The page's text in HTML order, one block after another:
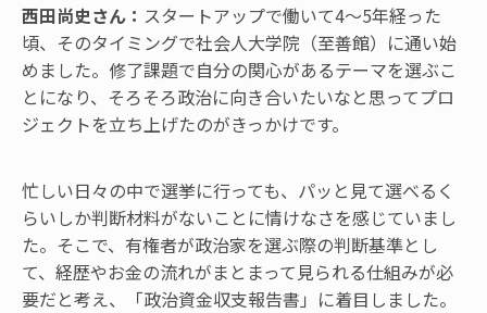
西田尚史さん： スタートアップで働いて4〜5年経った
頃、そのタイミングで社会人大学院（至善館）に通い始
めました。修了課題で自分の関心があるテーマを選ぶこ
とになり、そろそろ政治に向き合いたいなと思ってプロ
ジェクトを立ち上げたのがきっかけです。
忙しい日々の中で選挙に行っても、パッと見て選べるく
らいしか判断材料がないことに情けなさを感じていまし
た。そこで、有権者が政治家を選ぶ際の判断基準とし
て、経歴やお金の流れがまとまって見られる仕組みが必
要だと考え、「政治資金収支報告書」に着目しました。